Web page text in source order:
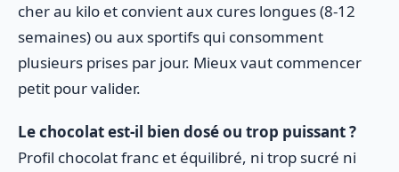
cher au kilo et convient aux cures longues (8-12
semaines) ou aux sportifs qui consomment
plusieurs prises par jour. Mieux vaut commencer
petit pour valider.
Le chocolat est-il bien dosé ou trop puissant ?
Profil chocolat franc et équilibré, ni trop sucré ni